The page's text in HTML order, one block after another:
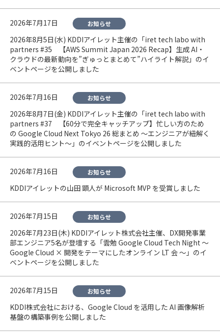
2026年7月17日 お知らせ
2026年8月5日(水) KDDIアイレット主催の「iret tech labo with
partners #35 【AWS Summit Japan 2026 Recap】生成 AI・
クラウドの最新動向を”ぎゅっとまとめて”ハイライト解説」のイ
ベントページを公開しました
2026年7月16日 お知らせ
2026年8月7日(金) KDDIアイレット主催の「iret tech labo with
partners #37 【60分で完全キャッチアップ】忙しい方のため
の Google Cloud Next Tokyo 26 総まとめ 〜エンジニアが紐解く
実践的活用ヒント〜」のイベントページを公開しました
2026年7月16日 お知らせ
KDDIアイレットの山田 顕人が Microsoft MVP を受賞しました
2026年7月15日 お知らせ
2026年7月23日(木) KDDIアイレット株式会社主催、DX開発事業
部エンジニア5名が登壇する「雲勉 Google Cloud Tech Night 〜
Google Cloud × 開発をテーマにしたオンライン LT 会 〜」のイ
ベントページを公開しました
2026年7月15日 お知らせ
KDDI株式会社における、Google Cloud を活用した AI 画像解析
基盤の構築事例を公開しました